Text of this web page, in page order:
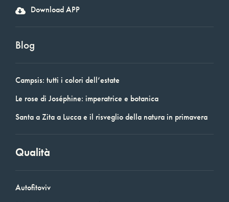
Download APP
Blog
Campsis: tutti i colori dell’estate
Le rose di Joséphine: imperatrice e botanica
Santa a Zita a Lucca e il risveglio della natura in primavera
Qualità
Autofitoviv